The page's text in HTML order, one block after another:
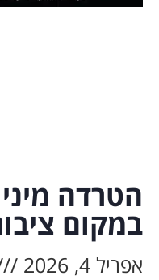
הטרדה
במקום
אפריל 4, 2026